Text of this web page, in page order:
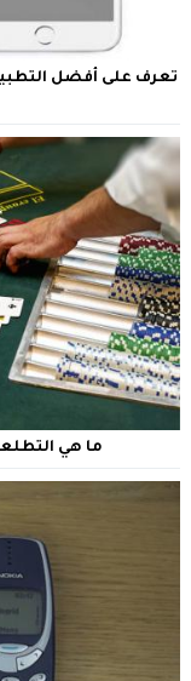
ما هي التطلعات في عام